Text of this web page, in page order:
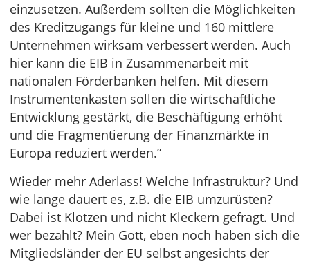
einzusetzen. Außerdem sollten die Möglichkeiten
des Kreditzugangs für kleine und 160 mittlere
Unternehmen wirksam verbessert werden. Auch
hier kann die EIB in Zusammenarbeit mit
nationalen Förderbanken helfen. Mit diesem
Instrumentenkasten sollen die wirtschaftliche
Entwicklung gestärkt, die Beschäftigung erhöht
und die Fragmentierung der Finanzmärkte in
Europa reduziert werden.”
Wieder mehr Aderlass! Welche Infrastruktur? Und
wie lange dauert es, z.B. die EIB umzurüsten?
Dabei ist Klotzen und nicht Kleckern gefragt. Und
wer bezahlt? Mein Gott, eben noch haben sich die
Mitgliedsländer der EU selbst angesichts der